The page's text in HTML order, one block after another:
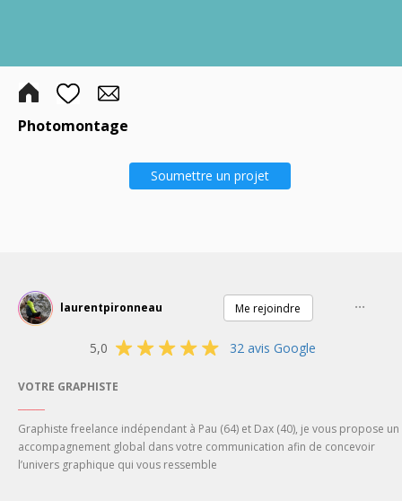
Photomontage
Soumettre un projet
laurentpironneau Me rejoindre ...
5,0 32 avis Google
VOTRE GRAPHISTE
Graphiste freelance indépendant à Pau (64) et Dax (40), je vous propose un
accompagnement global dans votre communication afin de concevoir
l’univers graphique qui vous ressemble